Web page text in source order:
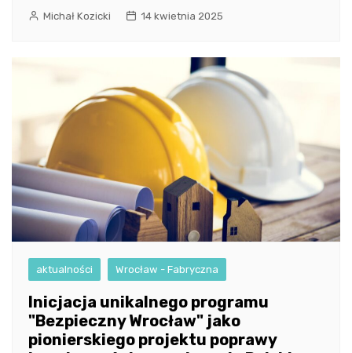
Michał Kozicki 14 kwietnia 2025
aktualności Wrocław - Fabryczna
Inicjacja unikalnego programu
"Bezpieczny Wrocław" jako
pionierskiego projektu poprawy